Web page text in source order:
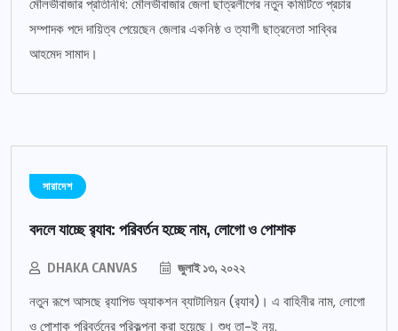
মৌলভীবাজার প্রতিনিধি: মৌলভীবাজার জেলা ছাত্রলীগের নতুন কমিটিতে প্রচার
সম্পাদক পদে দায়িত্ব পেয়েছেন জেলার একনিষ্ঠ ও ত্যাগী ছাত্রনেতা সাব্বির
আহমেদ সামাদ।
সারাদেশ
বদলে যাচ্ছে র‌্যাব: পরিবর্তন হচ্ছে নাম, লোগো ও পোশাক
DHAKA CANVAS জুলাই ১৩, ২০২২
নতুন রূপে আসছে র‌্যাপিড অ্যাকশন ব্যাটালিয়ন (র‌্যাব)। এ বাহিনীর নাম, লোগো
ও পোশাক পরিবর্তনের পরিকল্পনা করা হয়েছে। শুধু তা-ই নয়,